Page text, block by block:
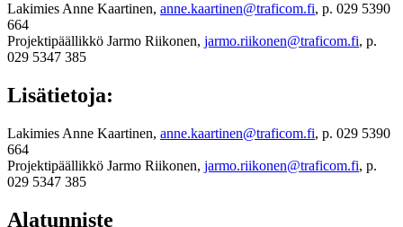
Lakimies Anne Kaartinen, anne.kaartinen@traficom.fi, p. 029 5390
664
Projektipäällikkö Jarmo Riikonen, jarmo.riikonen@traficom.fi, p.
029 5347 385
Lisätietoja:
Lakimies Anne Kaartinen, anne.kaartinen@traficom.fi, p. 029 5390
664
Projektipäällikkö Jarmo Riikonen, jarmo.riikonen@traficom.fi, p.
029 5347 385
Alatunniste